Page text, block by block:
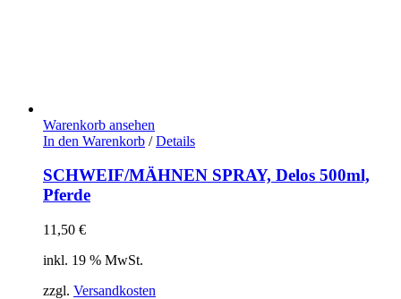
Warenkorb ansehen
In den Warenkorb / Details
SCHWEIF/MÄHNEN SPRAY, Delos 500ml,
Pferde
11,50 €
inkl. 19 % MwSt.
zzgl. Versandkosten